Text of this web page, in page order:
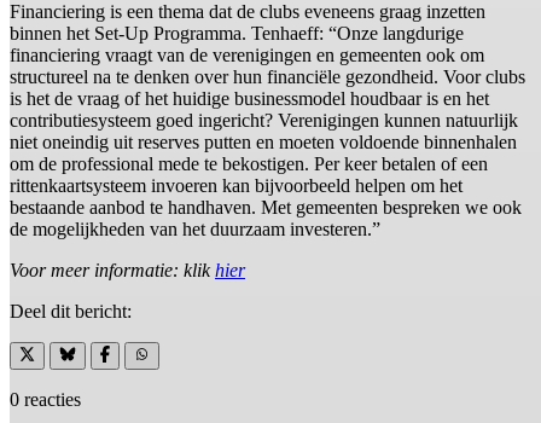
Financiering is een thema dat de clubs eveneens graag inzetten
binnen het Set-Up Programma. Tenhaeff: “Onze langdurige
financiering vraagt van de verenigingen en gemeenten ook om
structureel na te denken over hun financiële gezondheid. Voor clubs
is het de vraag of het huidige businessmodel houdbaar is en het
contributiesysteem goed ingericht? Verenigingen kunnen natuurlijk
niet oneindig uit reserves putten en moeten voldoende binnenhalen
om de professional mede te bekostigen. Per keer betalen of een
rittenkaartsysteem invoeren kan bijvoorbeeld helpen om het
bestaande aanbod te handhaven. Met gemeenten bespreken we ook
de mogelijkheden van het duurzaam investeren.”
Voor meer informatie: klikhier
Deel dit bericht:
0 reacties